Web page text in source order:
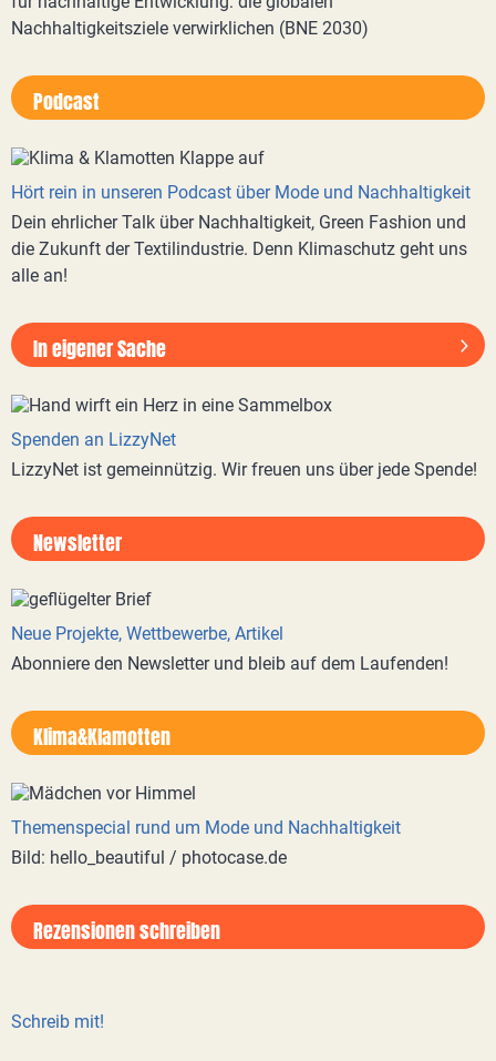
Nachhaltigkeitsziele verwirklichen (BNE 2030)
Podcast
Hört rein in unseren Podcast über Mode und Nachhaltigkeit
Dein ehrlicher Talk über Nachhaltigkeit, Green Fashion und
die Zukunft der Textilindustrie. Denn Klimaschutz geht uns
alle an!
In eigener Sache
Spenden an LizzyNet
LizzyNet ist gemeinnützig. Wir freuen uns über jede Spende!
Newsletter
Neue Projekte, Wettbewerbe, Artikel
Abonniere den Newsletter und bleib auf dem Laufenden!
Klima&Klamotten
Themenspecial rund um Mode und Nachhaltigkeit
Bild: hello_beautiful / photocase.de
Rezensionen schreiben
Schreib mit!